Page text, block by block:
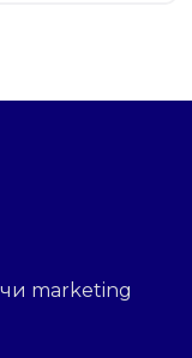
marketing